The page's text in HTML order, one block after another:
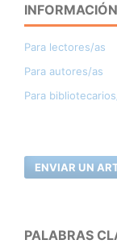
INFORMACIÓN
Para lectores/as
Para autores/as
Para
ENVIAR UN
PALABRAS